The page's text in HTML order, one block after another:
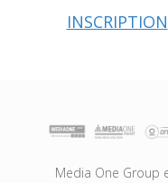
INSCRIPTION
Media One Group